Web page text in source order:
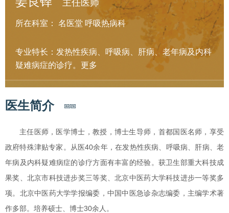
主任医师
所在科室： 名医堂 呼吸热病科
专业特长：发热性疾病、呼吸病、肝病、老年病及内科
疑难病症的诊疗。 更多
医生简介
主任医师，医学博士，教授，博士生导师，首都国医名师，享受
政府特殊津贴专家。从医40余年，在发热性疾病、呼吸病、肝病、老
年病及内科疑难病症的诊疗方面有丰富的经验。获卫生部重大科技成
果奖、北京市科技进步奖三等奖、北京中医药大学科技进步一等奖多
项。北京中医药大学学报编委，中国中医急诊杂志编委，主编学术著
作多部。培养硕士、博士30余人。